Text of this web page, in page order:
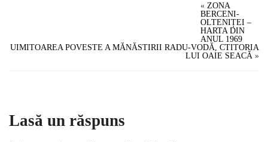
« ZONA
BERCENI-
OLTENIȚEI –
HARTA DIN
ANUL 1969
UIMITOAREA POVESTE A MĂNĂSTIRII RADU-VODĂ, CTITORIA
LUI OAIE SEACĂ »
Lasă un răspuns